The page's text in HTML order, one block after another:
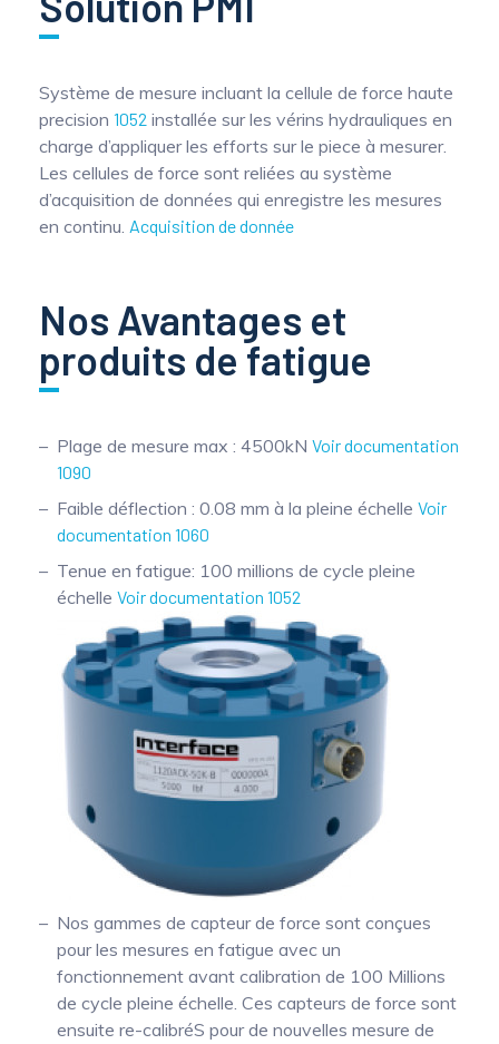
Système de mesure incluant la cellule de force haute
precision 1052 installée sur les vérins hydrauliques en
charge d’appliquer les efforts sur le piece à mesurer.
Les cellules de force sont reliées au système
d’acquisition de données qui enregistre les mesures
en continu. Acquisition de donnée
Nos Avantages et
produits de fatigue
Plage de mesure max : 4500kN Voir documentation
1090
Faible déflection : 0.08 mm à la pleine échelle Voir
documentation 1060
Tenue en fatigue: 100 millions de cycle pleine
échelle Voir documentation 1052
Nos gammes de capteur de force sont conçues
pour les mesures en fatigue avec un
fonctionnement avant calibration de 100 Millions
de cycle pleine échelle. Ces capteurs de force sont
ensuite re-calibréS pour de nouvelles mesure de
Mesure mobile, embarquée et sans